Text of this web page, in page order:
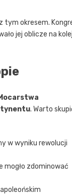
tym okresem.
jej oblicze na
. Warto
w wyniku rewolucji
mogło zdominować